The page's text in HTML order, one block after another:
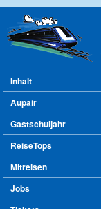
Hauptmenü
Inhalt
Aupair
Gastschuljahr
ReiseTops
Mitreisen
Jobs